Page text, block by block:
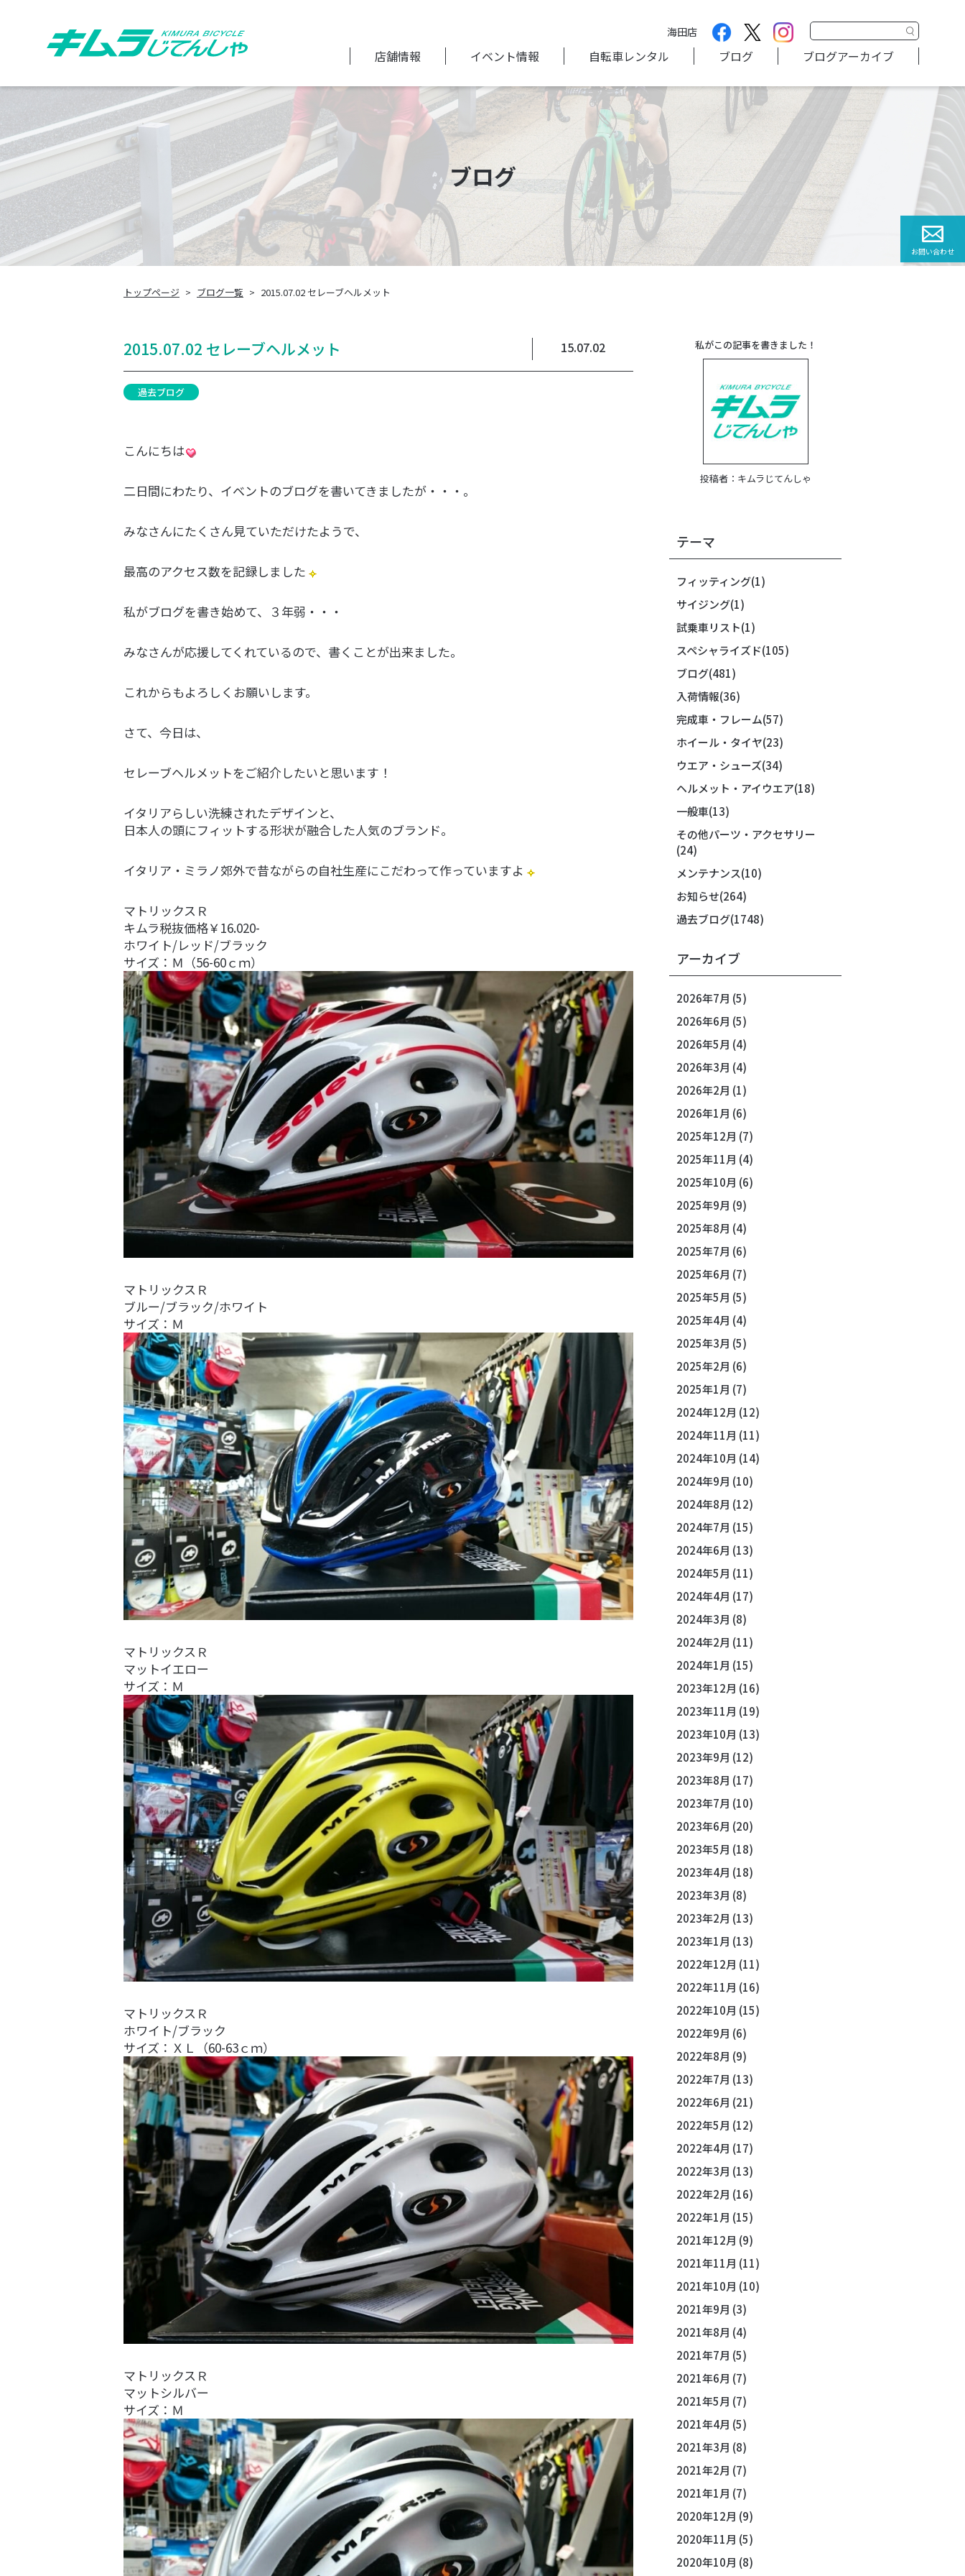
海田店
店舗情報 イベント情報 自転車レンタル ブログ ブログアーカイブ
ブログ
トップページ ブログ一覧 2015.07.02 セレーブヘルメット
2015.07.02 セレーブヘルメット 15.07.02
過去ブログ
こんにちは
二日間にわたり、イベントのブログを書いてきましたが・・・。
みなさんにたくさん見ていただけたようで、
最高のアクセス数を記録しました
私がブログを書き始めて、３年弱・・・
みなさんが応援してくれているので、書くことが出来ました。
これからもよろしくお願いします。
さて、今日は、
セレーブヘルメットをご紹介したいと思います！
イタリアらしい洗練されたデザインと、
日本人の頭にフィットする形状が融合した人気のブランド。
イタリア・ミラノ郊外で昔ながらの自社生産にこだわって作っていますよ
マトリックスＲ
キムラ税抜価格￥16.020-
ホワイト/レッド/ブラック
サイズ：Ｍ（56-60ｃｍ）
マトリックスＲ
ブルー/ブラック/ホワイト
サイズ：Ｍ
マトリックスＲ
マットイエロー
サイズ：Ｍ
マトリックスＲ
ホワイト/ブラック
サイズ：ＸＬ（60-63ｃｍ）
マトリックスＲ
マットシルバー
サイズ：Ｍ
私がこの記事を書きました！
投稿者： キムラじてんしゃ
テーマ
フィッティング(1)
サイジング(1)
試乗車リスト(1)
スペシャライズド(105)
ブログ(481)
入荷情報(36)
完成車・フレーム(57)
ホイール・タイヤ(23)
ウエア・シューズ(34)
ヘルメット・アイウエア(18)
一般車(13)
その他パーツ・アクセサリー
(24)
メンテナンス(10)
お知らせ(264)
過去ブログ(1748)
アーカイブ
2026年7月 (5)
2026年6月 (5)
2026年5月 (4)
2026年3月 (4)
2026年2月 (1)
2026年1月 (6)
2025年12月 (7)
2025年11月 (4)
2025年10月 (6)
2025年9月 (9)
2025年8月 (4)
2025年7月 (6)
2025年6月 (7)
2025年5月 (5)
2025年4月 (4)
2025年3月 (5)
2025年2月 (6)
2025年1月 (7)
2024年12月 (12)
2024年11月 (11)
2024年10月 (14)
2024年9月 (10)
2024年8月 (12)
2024年7月 (15)
2024年6月 (13)
2024年5月 (11)
2024年4月 (17)
2024年3月 (8)
2024年2月 (11)
2024年1月 (15)
2023年12月 (16)
2023年11月 (19)
2023年10月 (13)
2023年9月 (12)
2023年8月 (17)
2023年7月 (10)
2023年6月 (20)
2023年5月 (18)
2023年4月 (18)
2023年3月 (8)
2023年2月 (13)
2023年1月 (13)
2022年12月 (11)
2022年11月 (16)
2022年10月 (15)
2022年9月 (6)
2022年8月 (9)
2022年7月 (13)
2022年6月 (21)
2022年5月 (12)
2022年4月 (17)
2022年3月 (13)
2022年2月 (16)
2022年1月 (15)
2021年12月 (9)
2021年11月 (11)
2021年10月 (10)
2021年9月 (3)
2021年8月 (4)
2021年7月 (5)
2021年6月 (7)
2021年5月 (7)
2021年4月 (5)
2021年3月 (8)
2021年2月 (7)
2021年1月 (7)
2020年12月 (9)
2020年11月 (5)
2020年10月 (8)
お問い合わせ